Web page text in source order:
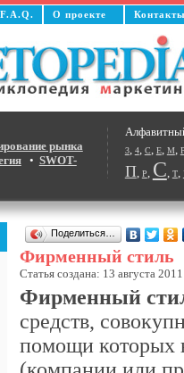
F.A.Q. О проекте
3, 4, C, E, M,
П, Р, С, Т,
рынка
• SWOT-
Поделиться…
Фирменный стиль
Статья создана: 13 августа
Фирменный
средств,
помощи которых